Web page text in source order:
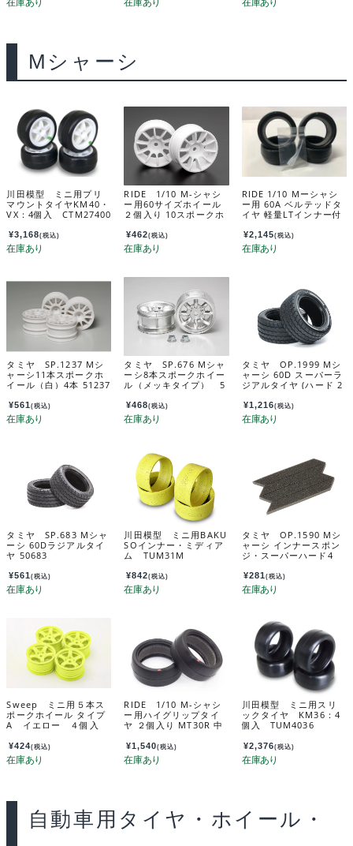
Mシャーシ
川田模型 ミニ用プリ
マウントタイヤKM40・
VX：4個入 CTM27400
¥3,168(税込)
RIDE 1/10 M-シャシ
ー用60サイズホイール
２個入り 10スポークホ
M-Chassis 60 size wh
eel 2 pieces 10-spoke
wheel – White 3540
¥462(税込)
RIDE 1/10 Mーシャシ
ー用 60A ベルテッドタ
イヤ 軽量LTインナー付
¥2,145(税込)
タミヤ SP.1237 Mシ
ャーシ11本スポークホ
イール（白）4本 51237
¥561(税込)
タミヤ SP.676 Mシャ
ーシ8本スポークホイー
ル（メッキタイプ） 5
¥468(税込)
タミヤ OP.1999 Mシ
ャーシ 60D スーパーラ
ジアルタイヤ (ハード 2
¥1,216(税込)
タミヤ SP.683 Mシャ
ーシ 60Dラジアルタイ
ヤ 50683
¥561(税込)
川田模型 ミニ用BAKU
SOインナー・ミディア
ム TUM31M
¥842(税込)
タミヤ OP.1590 Mシ
ャーシ インナースポン
ジ・スーパーハード4
¥281(税込)
Sweep ミニ用５本ス
ポークホイール タイプ
A イエロー ４個入
¥424(税込)
RIDE 1/10 M-シャシ
ー用ハイグリップタイ
ヤ ２個入り MT30R 中
付属） 1/10 M-Chassi
s High grip tires MT3
0R (Mid-Low Temp/L
¥1,540(税込)
川田模型 ミニ用スリ
ックタイヤ KM36：4
個入 TUM4036
¥2,376(税込)
自動車用タイヤ・ホイール・